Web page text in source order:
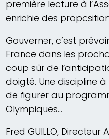
première lecture à
enrichie des
Gouverner, c’est
France dans les
coup sûr de
doigté. Une discipline
de figurer au
Olympiques…
Fred GUILLO,